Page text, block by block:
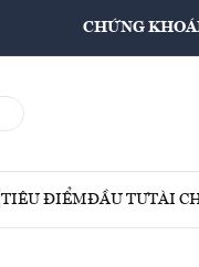
CHỨNG
TIÊU ĐIỂMĐẦU TƯTÀI